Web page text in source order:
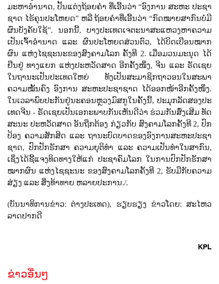
ມະ​ຫາ​ອຳ​ນາດ, ປັ້ນ​ແຕ່ງ​ຖ້ອຍ​ຄຳ​ ທີ່​ເອີ້ນ​ວ່າ “ອົງ​ການ ​ສະ​ຫະ​ ປະ​ຊາ​
ຊ​າດ​ ໄຮ້​ຄຸນ​ປະ​ໂຫຍດ” ຫລື ຖ້ອຍ​ຄຳ​ທີ່​ເອີ້ນ​ວ່າ “ກົດ​ໝາຍ​ສາ​ກົນ​ບໍ່​ມີ​
ຜົນ​ບັງ​ຄັບ​ໃຊ້”. ນອກ​ນີ້, ບາງ​ປະ​ເທດ​ເຈ​ຕະ​ນາ​ສະ​ແຫວງ​ຫາ​ຄວາມ​
ເປັນ​ເຈົ້າ​ອຳ​ນາດ ແລະ
ຜົນ​ປະ​ໂຫຍດ​ສ່ວນ​ຕົວ,
ໄດ້​ບິດ​ເບືອນ​ໝາກ​
ຜົນ ​ແຫ່ງ​ໄຊ​ຊະ​ນະ​ຂອ​ງ​ສົງ​ຄາມ​ໂລກ ​ຄັ້ງ​ທີ 2. ເມື່ອມວນ​ມະ​ນຸດ​ ໄດ້​
ຢືນ​ຢູ່​ ທາງ​ແຍກ​ ແຫ່ງ​ປະ​ຫວັດ​ສາດ ​ອີກ​ຄັ້ງ​ໜຶ່ງ,ຈີນ ແລະ ຣັດ​ເຊຍ​
ໃນ​ຖາ​ນະ​ເປັນ​ປະ​ເທດ​ໃຫຍ່
ທັງ​ເປັນ​ສະ​ມາ​ຊິກ​ຖາ​ວອນ​ໃນ​ສະ​ພາ​
ຄວາມ​ໝັ້ນ​ຄົງ ​ອົງ​ການ​ ສະ​ຫະ​ປະ​ຊາ​ຊາດ ​ໄດ້​ອອກ​ໜ້າ​ອີກ​ຄັ້ງ​ໜຶ່ງ.
ໃນ​ເວ​ລາ​ພົບ​ປະ​ກັນ​ຢູ່​ນະ​ຄອນຫຼວງ​ມົ​ສ​ກູ​ໃນ​ຄັ້ງ​ນີ້, ປະ​ມຸກ​ລັດ​ສອງ​ປະ​
ເທດ​ຈີນ - ຣັດ​ເຊຍເປັນ​ເອ​ກະ​ພາບ​ກັນ​ເຫັນ​ດີ​ວ່າ ຮ່ວມ​ກັນ​ສົ່ງ​ເສີມ​ ທັດ​
ສະ​ນະ ​ປະ​ຫວັດ​ສາດ ​ອັນ​ຖືກ​ຕ້ອງ ​ກ່ຽວ​ກັບ​ ສົງ​ຄາມ​ໂລກ​ຄັ້ງ​ທີ2,ປົກ​​
ປ້ອງ​ ຄວາມ​ສັກ​ສິດ ແລະ ຖາ​ນະ​ບົດ​ບາດ​ຂອງ​ອົງ​ການ​ສະ​ຫະ​ປະ​ຊາ​
ຊາດ, ປົກ​ປັກ​ຮັກ​ສາ ​ຄວາມ​ຍຸ​ຕິ​ທຳ ແລະ ຄວາມ​ເປັນ​ທຳ​ໃນ​ສາ​ກົນ,
ເຊິ່ງ​ໄດ້​ຊີ້​ແຈງ​ທິດ​ທາງ​ໃຫ້​ແກ່​ ປະ​ຊາ​ຄົມ​ໂລກ​ ໃນ​ການ​ປົກ​ປັກ​ຮັກ​ສາ​
ໝາກ​ຜົນ ​ແຫ່ງ​ໄຊ​ຊະ​ນະ​ ຂອງ​ສົງ​ຄາມ​ໂລກ​ຄັ້ງ​ທີ 2, ຮັບ​ມື​ກັບ​ຄວາມ​
ສ່ຽງ ແລະ ສິ່ງ​ທ້າ​ທາຍ ​ຫລາຍ​ປະ​ການ./.
(ບັນນາທິການຂ່າວ: ຕ່າງປະເທດ), ຮຽບຮຽງ ຂ່າວໂດຍ: ສະໄຫວ
ລາດປາກດີ
KPL
ຂ່າວອື່ນໆ